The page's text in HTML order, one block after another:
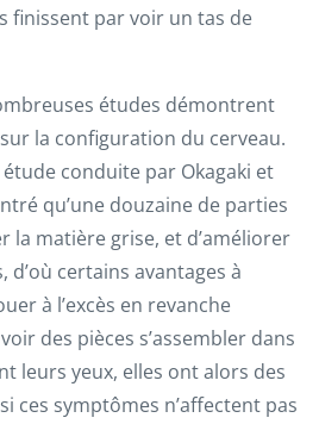
finissent par voir un tas de
études démontrent
la configuration du cerveau.
conduite par Okagaki et
qu’une douzaine de parties
la matière grise, et d’améliorer
d’où certains avantages à
à l’excès en revanche
des pièces s’assembler dans
leurs yeux, elles ont alors des
ces symptômes n’affectent pas